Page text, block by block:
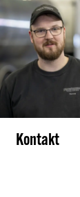
Kontakt